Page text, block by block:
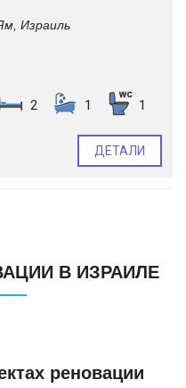
Израиль
2 1 1
ДЕТАЛИ
В ИЗРАИЛЕ
реновации